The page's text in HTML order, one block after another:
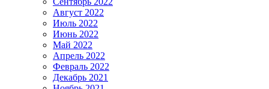
Август 2022
Июль 2022
Июнь 2022
Май 2022
Апрель 2022
Февраль 2022
Декабрь 2021